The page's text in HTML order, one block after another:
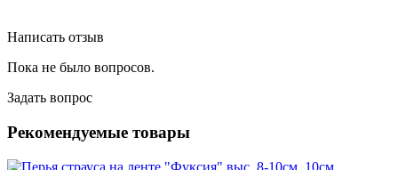
Написать отзыв
Пока не было вопросов.
Задать вопрос
Рекомендуемые товары